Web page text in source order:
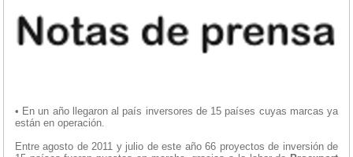
• En un año llegaron al país inversores de 15 países cuyas marcas ya
están en operación.
Entre agosto de 2011 y julio de este año 66 proyectos de inversión de